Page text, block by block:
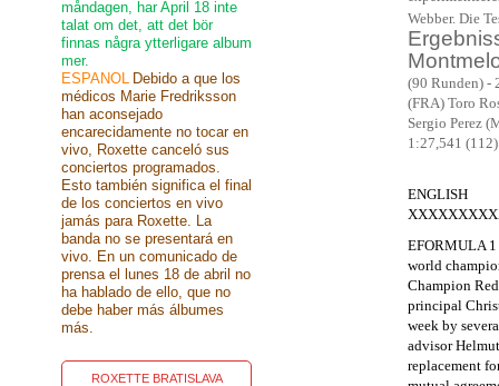
Webber. Die
(90 Runden) -
(FRA) Toro
Sergio Perez
1:27,541 (112)
ENGLISH
EFORMULA
world
Champion
principal
week by
advisor
replacement
måndagen, har April 18 inte
talat om det, att det bör
finnas några ytterligare album
mer.
ESPANOL Debido a que los
médicos Marie Fredriksson
han aconsejado
encarecidamente no tocar en
vivo, Roxette canceló sus
conciertos programados.
Esto también significa el final
de los conciertos en vivo
jamás para Roxette. La
banda no se presentará en
vivo. En un comunicado de
prensa el lunes 18 de abril no
ha hablado de ello, que no
debe haber más álbumes
más.
ROXETTE BRATISLAVA